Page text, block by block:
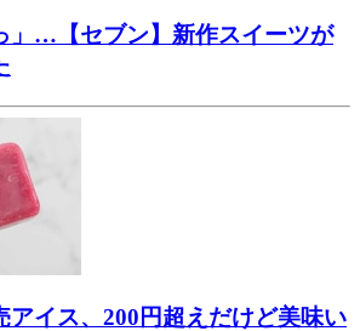
」…【セブン】新作スイーツが
アイス、200円超えだけど美味い